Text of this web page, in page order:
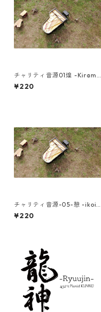
チャリティ音源01煌 -Kirame
ki- 432Hz Pianist KUNIKO I
mprovisation 【1st ALBUM B
¥220
チャリティ音源-05-憩 -ikoi-
432Hz Pianist KUNIKO Impr
ovisation 【1st ALBUM Birt
¥220